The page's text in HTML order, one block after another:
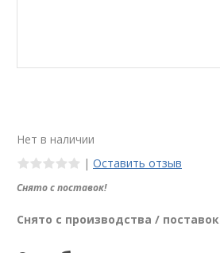
Нет в наличии
| Оставить отзыв
Снято с поставок!
Снято с производства / поставок